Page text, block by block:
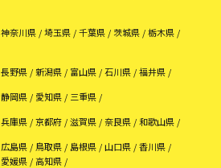
神奈川県 埼玉県 千葉県 茨城県
栃木県
長野県 新潟県 富山県 石川県
福井県
静岡県 愛知県
三重県
兵庫県 京都府 滋賀県 奈良県
和歌山県
広島県 鳥取県 島根県 山口県
香川県
愛媛県
高知県